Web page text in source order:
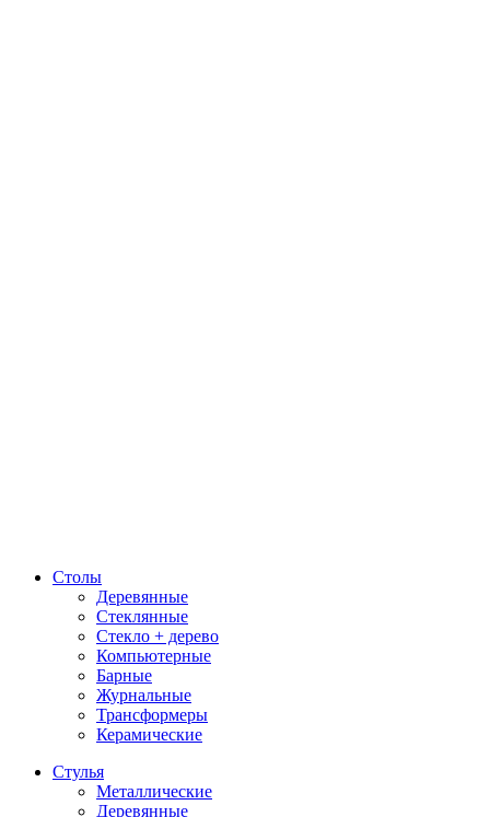
Столы
Деревянные
Стеклянные
Стекло + дерево
Компьютерные
Барные
Журнальные
Трансформеры
Керамические
Стулья
Металлические
Деревянные